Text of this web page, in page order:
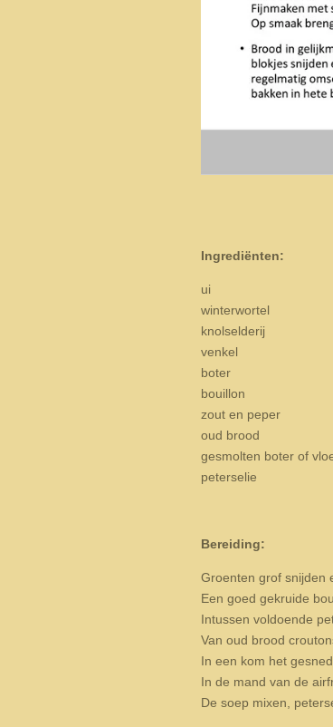
Ingrediënten:
ui
winterwortel
knolselderij
venkel
boter
bouillon
zout en peper
oud brood
gesmolten boter of
peterselie
Bereiding:
Groenten grof snijden
Een goed gekruide
Intussen voldoende
Van oud brood
In een kom het
In de mand van de
De soep mixen,